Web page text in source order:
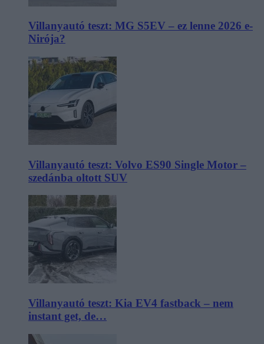
Villanyautó teszt: MG S5EV – ez lenne 2026 e-
Nirója?
Villanyautó teszt: Volvo ES90 Single Motor –
szedánba oltott SUV
Villanyautó teszt: Kia EV4 fastback – nem
instant get, de…